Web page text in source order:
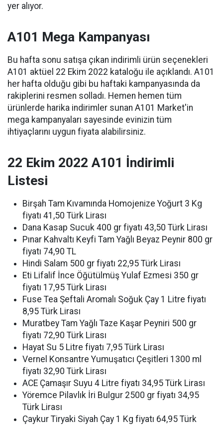
yer alıyor.
A101 Mega Kampanyası
Bu hafta sonu satışa çıkan indirimli ürün seçenekleri
A101 aktüel 22 Ekim 2022 kataloğu ile açıklandı. A101
her hafta olduğu gibi bu haftaki kampanyasında da
rakiplerini resmen solladı. Hemen hemen tüm
ürünlerde harika indirimler sunan A101 Market'in
mega kampanyaları sayesinde evinizin tüm
ihtiyaçlarını uygun fiyata alabilirsiniz.
22 Ekim 2022 A101 İndirimli
Listesi
Birşah Tam Kıvamında Homojenize Yoğurt 3 Kg
fiyatı 41,50 Türk Lirası
Dana Kasap Sucuk 400 gr fiyatı 43,50 Türk Lirası
Pınar Kahvaltı Keyfi Tam Yağlı Beyaz Peynir 800 gr
fiyatı 74,90 TL
Hindi Salam 500 gr fiyatı 22,95 Türk Lirası
Eti Lifalif İnce Öğütülmüş Yulaf Ezmesi 350 gr
fiyatı 17,95 Türk Lirası
Fuse Tea Şeftali Aromalı Soğuk Çay 1 Litre fiyatı
8,95 Türk Lirası
Muratbey Tam Yağlı Taze Kaşar Peyniri 500 gr
fiyatı 72,90 Türk Lirası
Hayat Su 5 Litre fiyatı 7,95 Türk Lirası
Vernel Konsantre Yumuşatıcı Çeşitleri 1300 ml
fiyatı 32,90 Türk Lirası
ACE Çamaşır Suyu 4 Litre fiyatı 34,95 Türk Lirası
Yöremce Pilavlık İri Bulgur 2500 gr fiyatı 34,95
Türk Lirası
Çaykur Tiryaki Siyah Çay 1 Kg fiyatı 64,95 Türk